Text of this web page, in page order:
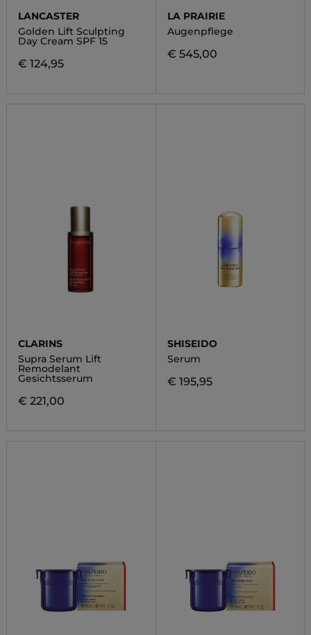
LANCASTER
Golden Lift Sculpting
Day Cream SPF 15
€ 124,95
LA PRAIRIE
Augenpflege
€ 545,00
CLARINS
Supra Serum Lift
Remodelant
Gesichtsserum
€ 221,00
SHISEIDO
Serum
€ 195,95